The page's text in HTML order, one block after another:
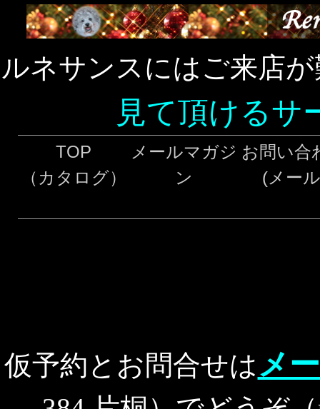
ルネサンスにはご来店
見て頂けるサ
TOP
（カタログ）
メールマガジ
ン
お問い合
(メー
仮予約とお問合せはメ